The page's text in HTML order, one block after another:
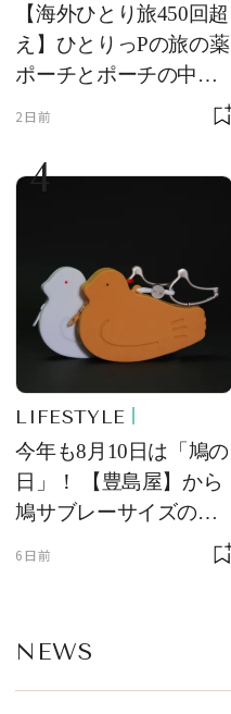
【海外ひとり旅450回超
え】ひとりっPの旅の薬
ポーチとポーチの中身
を初公開！ 本当に使え
2日前
4
LIFESTYLE
今年も8月10日は「鳩の
日」！ 【豊島屋】から
鳩サブレーサイズのポ
ーチ「はとっこ」を限
6日前
NEWS